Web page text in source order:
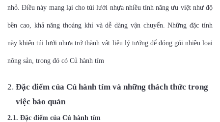
nhỏ. Điều này mang lại cho túi lưới nhựa nhiều tính năng ưu việt như độ
bền cao, khả năng thoáng khí và dễ dàng vận chuyển. Những đặc tính
này khiến túi lưới nhựa trở thành vật liệu lý tưởng để đóng gói nhiều loại
nông sản, trong đó có Củ hành tím
Đặc điểm của Củ hành tím và những thách thức trong
việc bảo quản
2.1. Đặc điểm của Củ hành tím